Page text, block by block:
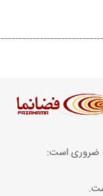
ضروری است: